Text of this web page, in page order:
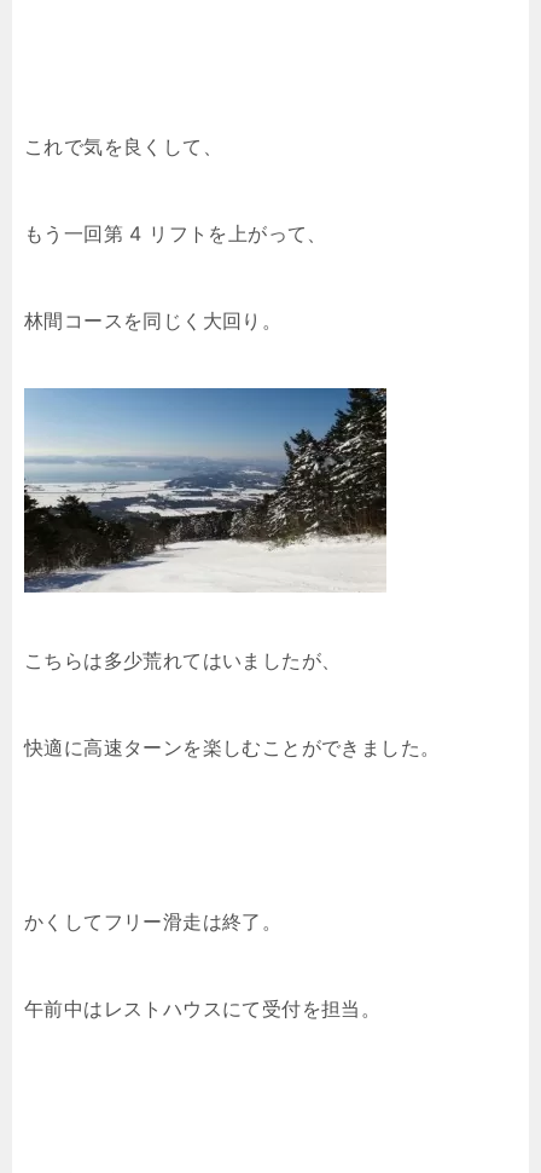
これで気を良くして、
もう一回第 4 リフトを上がって、
林間コースを同じく大回り。
こちらは多少荒れてはいましたが、
快適に高速ターンを楽しむことができました。
かくしてフリー滑走は終了。
午前中はレストハウスにて受付を担当。